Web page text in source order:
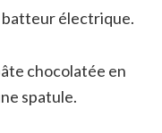
batteur électrique.
chocolatée en
spatule.